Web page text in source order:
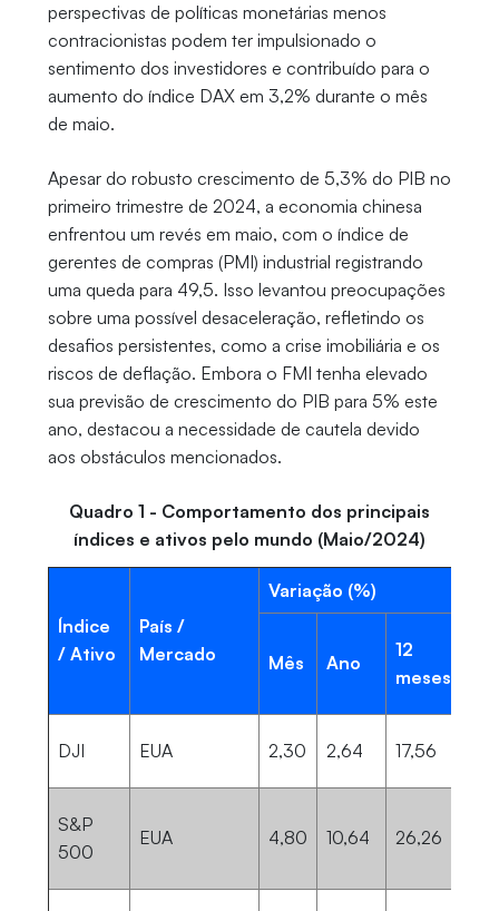
perspectivas de políticas monetárias menos
contracionistas podem ter impulsionado o
sentimento dos investidores e contribuído para o
aumento do índice DAX em 3,2% durante o mês
de maio.
Apesar do robusto crescimento de 5,3% do PIB no
primeiro trimestre de 2024, a economia chinesa
enfrentou um revés em maio, com o índice de
gerentes de compras (PMI) industrial registrando
uma queda para 49,5. Isso levantou preocupações
sobre uma possível desaceleração, refletindo os
desafios persistentes, como a crise imobiliária e os
riscos de deflação. Embora o FMI tenha elevado
sua previsão de crescimento do PIB para 5% este
ano, destacou a necessidade de cautela devido
aos obstáculos mencionados.
Quadro 1 - Comportamento dos principais
índices e ativos pelo mundo (Maio/2024)
Índice
/ Ativo
País /
Mercado
Variação (%)
Mês Ano
12
meses
DJI EUA 2,30 2,64 17,56
S&P
500
EUA 4,80 10,64 26,26